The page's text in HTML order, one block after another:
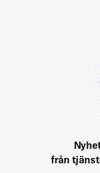
från